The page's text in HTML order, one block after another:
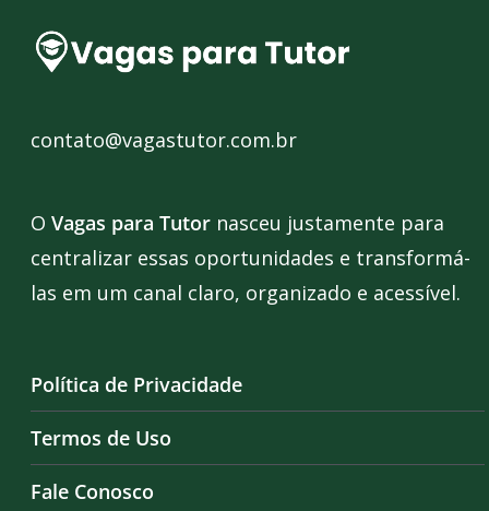
contato@vagastutor.com.br
O Vagas para Tutor nasceu justamente para
centralizar essas oportunidades e transformá-
las em um canal claro, organizado e acessível.
Política de Privacidade
Termos de Uso
Fale Conosco